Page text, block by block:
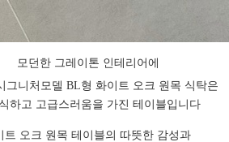
모던한 그레이톤 인테리어에
그니처모델 BL형 화이트 오크 원목 식탁은
하고 고급스러움을 가진 테이블입니다
트 오크 원목 테이블의 따뜻한 감성과